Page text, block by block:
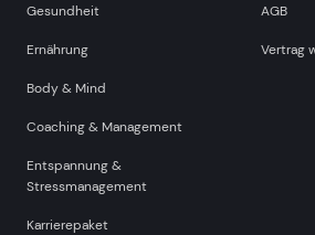
Gesundheit
Ernährung
Body & Mind
Coaching & Management
Entspannung &
Stressmanagement
Karrierepaket
AGB
Vertrag